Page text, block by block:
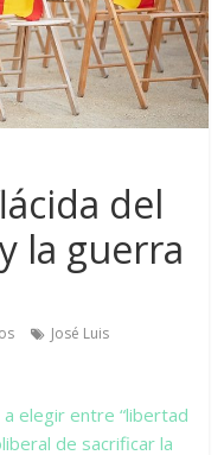
del
la guerra
José Luis
elegir entre “libertad
de sacrificar la